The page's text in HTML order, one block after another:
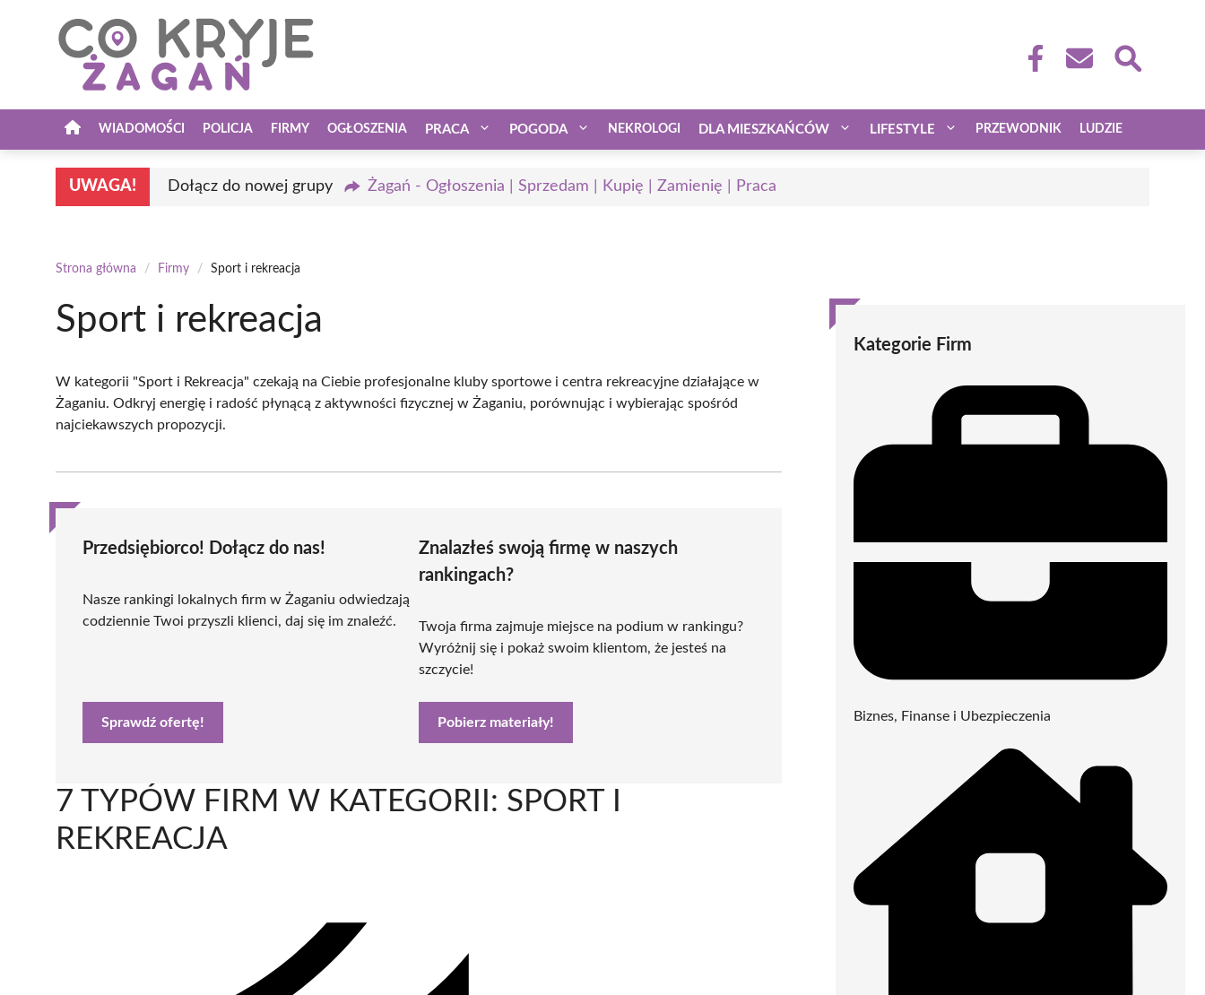
WIADOMOŚCI POLICJA FIRMY OGŁOSZENIA PRACA POGODA NEKROLOGI DLA MIESZKAŃCÓW LIFESTYLE PRZEWODNIK LUDZIE
UWAGA! Dołącz do nowej grupy Żagań - Ogłoszenia | Sprzedam | Kupię | Zamienię | Praca
Strona główna / Firmy / Sport i rekreacja
Sport i rekreacja
W kategorii "Sport i Rekreacja" czekają na Ciebie profesjonalne kluby sportowe i centra rekreacyjne działające w
Żaganiu. Odkryj energię i radość płynącą z aktywności fizycznej w Żaganiu, porównując i wybierając spośród
najciekawszych propozycji.
Przedsiębiorco! Dołącz do nas!
Nasze rankingi lokalnych firm w Żaganiu odwiedzają
codziennie Twoi przyszli klienci, daj się im znaleźć.
Sprawdź ofertę!
Znalazłeś swoją firmę w naszych
rankingach?
Twoja firma zajmuje miejsce na podium w rankingu?
Wyróżnij się i pokaż swoim klientom, że jesteś na
szczycie!
Pobierz materiały!
7 TYPÓW FIRM W KATEGORII: SPORT I
REKREACJA
Kategorie Firm
Biznes, Finanse i Ubezpieczenia